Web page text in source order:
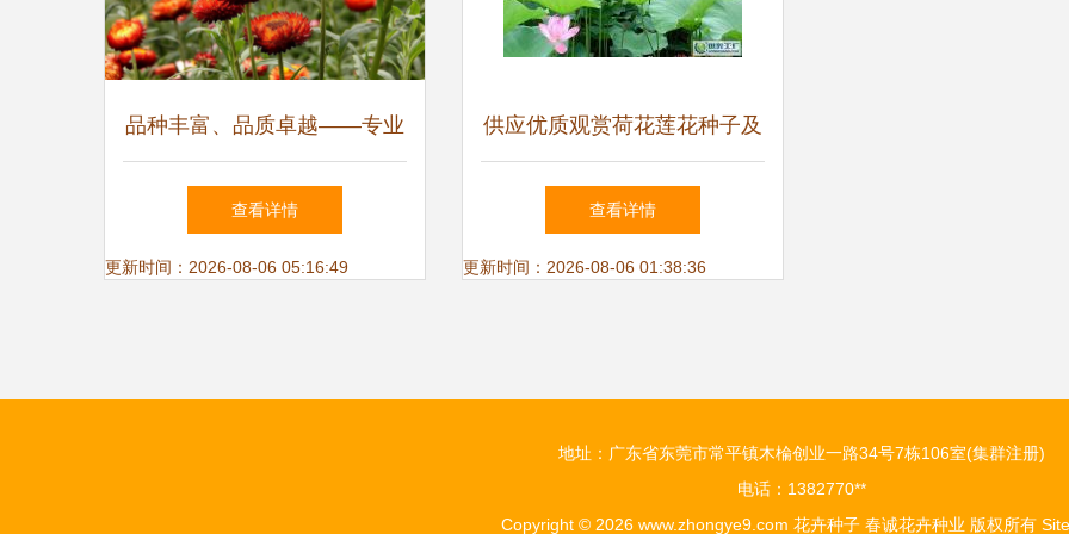
品种丰富、品质卓越——专业
花卉种子批发服务
查看详情
更新时间：2026-08-06 05:16:49
供应优质观赏荷花莲花种子及
种苗，助力园艺与农副产品发
展
查看详情
更新时间：2026-08-06 01:38:36
地址：广东省东莞市常平镇木棆创业一路34号7栋106室(集群注册)
电话：1382770**
Copyright © 2026 www.zhongye9.com 花卉种子 春诚花卉种业 版权所有